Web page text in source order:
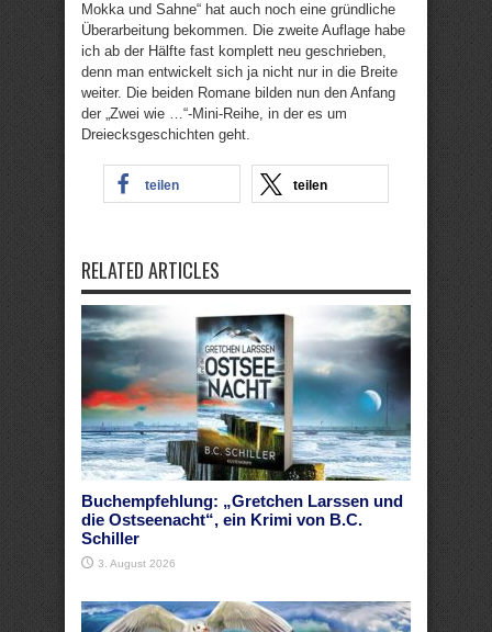
Mokka und Sahne“ hat auch noch eine gründliche
Überarbeitung bekommen. Die zweite Auflage habe
ich ab der Hälfte fast komplett neu geschrieben,
denn man entwickelt sich ja nicht nur in die Breite
weiter. Die beiden Romane bilden nun den Anfang
der „Zwei wie …“-Mini-Reihe, in der es um
Dreiecksgeschichten geht.
teilen teilen
RELATED ARTICLES
Buchempfehlung: „Gretchen Larssen und
die Ostseenacht“, ein Krimi von B.C.
Schiller
3. August 2026